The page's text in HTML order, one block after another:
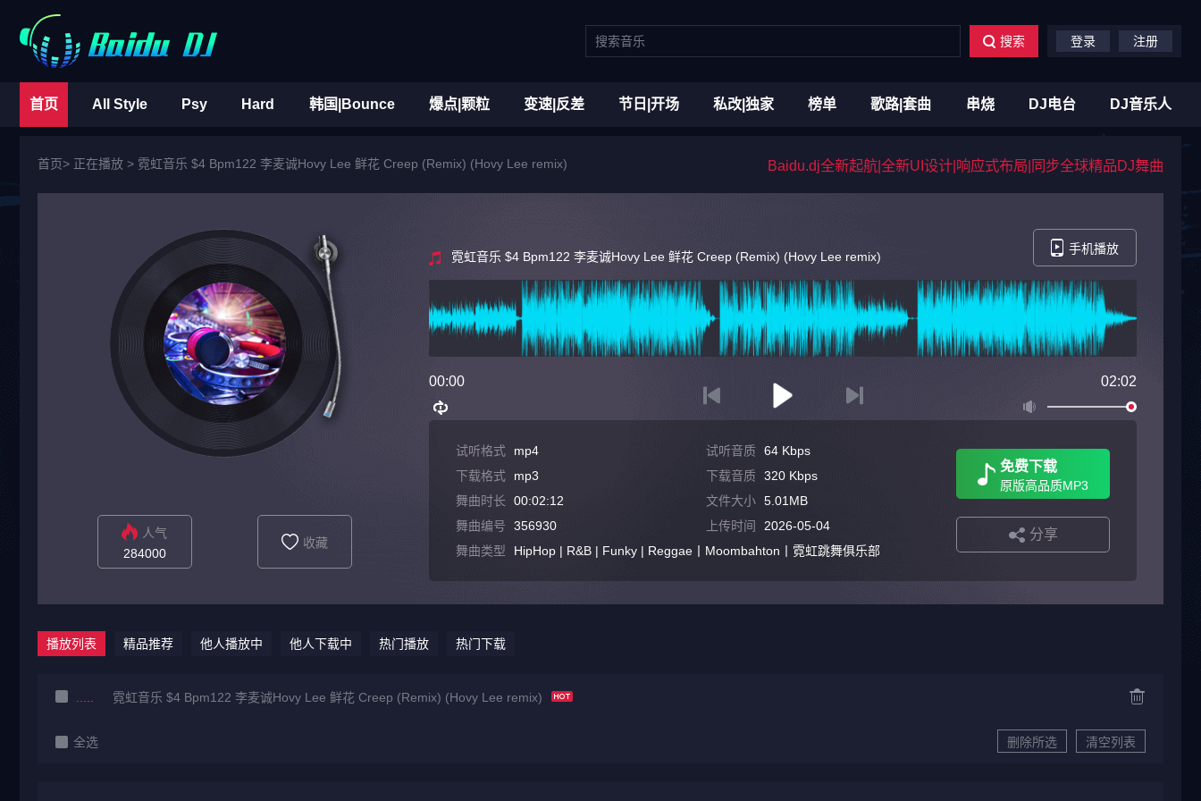
搜索 登录 注册
首页 All Style Psy Hard 韩国|Bounce 爆点|颗粒 变速|反差 节日|开场 私改|独家 榜单 歌路|套曲 串烧 DJ电台 DJ音乐人
首页> 正在播放 > 霓虹音乐 $4 Bpm122 李麦诚Hovy Lee 鲜花 Creep (Remix) (Hovy Lee remix) Baidu.dj全新起航|全新UI设计|响应式布局|同步全球精品DJ舞曲
人气
284000
收藏
霓虹音乐 $4 Bpm122 李麦诚Hovy Lee 鲜花 Creep (Remix) (Hovy Lee remix)
手机播放
00:00 02:02
试听格式 mp4 试听音质 64 Kbps
下载格式
mp3 下载音质 320 Kbps
舞曲时长
00:02:12 文件大小 5.01MB
舞曲编号
356930 上传时间
2026-05-04
舞曲类型
HipHop | R&B | Funky | Reggae丨Moombahton丨霓虹跳舞俱乐部
免费下载
原版高品质MP3
分享
播放列表 精品推荐 他人播放中 他人下载中 热门播放 热门下载
霓虹音乐 $4 Bpm122 李麦诚Hovy Lee 鲜花 Creep (Remix) (Hovy Lee remix)
全选 删除所选 清空列表